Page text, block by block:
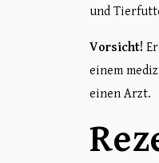
und
Vorsicht!
einem
einen Arzt.